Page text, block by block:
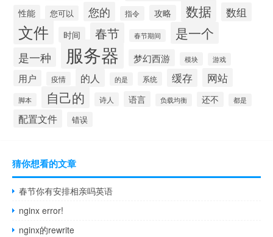
性能 您可以 您的 指令 攻略 数据 数组
文件 时间 春节 春节期间 是一个
是一种 服务器 梦幻西游 模块 游戏
用户 疫情 的人 的是 系统 缓存 网站
脚本 自己的 诗人 语言 负载均衡 还不 都是
配置文件 错误
猜你想看的文章
春节你有安排相亲吗英语
nginx error!
nginx的rewrite